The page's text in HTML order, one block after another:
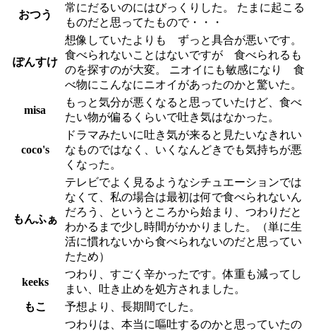
おつう
常にだるいのにはびっくりした。 たまに起こる
ものだと思ってたもので・・・
ぽんすけ
想像していたよりも ずっと具合が悪いです。
食べられないことはないですが 食べられるも
のを探すのが大変。 ニオイにも敏感になり 食
べ物にこんなにニオイがあったのかと驚いた。
misa
もっと気分が悪くなると思っていたけど、食べ
たい物が偏るくらいで吐き気はなかった。
coco's
ドラマみたいに吐き気が来ると見たいなきれい
なものではなく、いくなんどきでも気持ちが悪
くなった。
もんふぁ
テレビでよく見るようなシチュエーションでは
なくて、私の場合は最初は何で食べられないん
だろう、というところから始まり、つわりだと
わかるまで少し時間がかかりました。（単に生
活に慣れないから食べられないのだと思ってい
たため）
keeks
つわり、すごく辛かったです。体重も減ってし
まい、吐き止めを処方されました。
もこ
予想より、長期間でした。
つわりは、本当に嘔吐するのかと思っていたの